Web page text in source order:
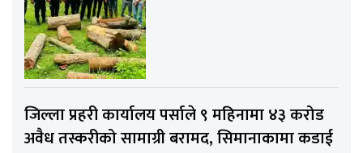
जिल्ला प्रहरी कार्यालय पर्साले ९ महिनामा ४३ करोड
अवैध तस्करीको सामाग्री बरामद, सिमानाकामा कडाई